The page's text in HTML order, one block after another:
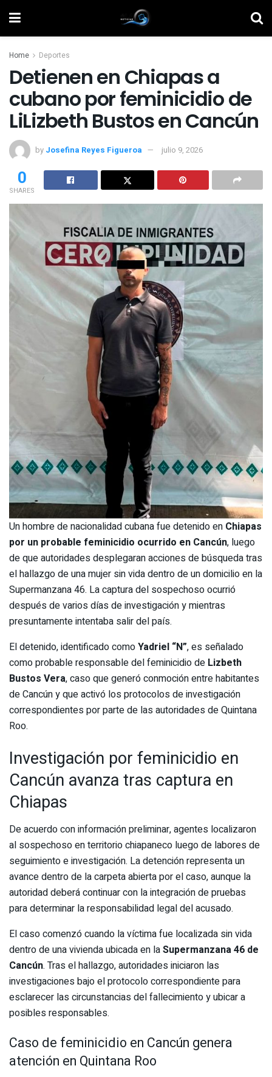
Home Deportes
Detienen en Chiapas a
cubano por feminicidio de
LiLizbeth Bustos en Cancún
by Josefina Reyes Figueroa julio 9, 2026
0
SHARES
Un hombre de nacionalidad cubana fue detenido en Chiapas
por un probable feminicidio ocurrido en Cancún, luego
de que autoridades desplegaran acciones de búsqueda tras
el hallazgo de una mujer sin vida dentro de un domicilio en la
Supermanzana 46. La captura del sospechoso ocurrió
después de varios días de investigación y mientras
presuntamente intentaba salir del país.
El detenido, identificado comoYadriel “N”, es señalado
como probable responsable del feminicidio de Lizbeth
Bustos Vera, caso que generó conmoción entre habitantes
de Cancún y que activó los protocolos de investigación
correspondientes por parte de las autoridades de Quintana
Roo.
Investigación por feminicidio en
Cancún avanza tras captura en
Chiapas
De acuerdo con información preliminar, agentes localizaron
al sospechoso en territorio chiapaneco luego de labores de
seguimiento e investigación. La detención representa un
avance dentro de la carpeta abierta por el caso, aunque la
autoridad deberá continuar con la integración de pruebas
para determinar la responsabilidad legal del acusado.
El caso comenzó cuando la víctima fue localizada sin vida
dentro de una vivienda ubicada en laSupermanzana 46 de
Cancún. Tras el hallazgo, autoridades iniciaron las
investigaciones bajo el protocolo correspondiente para
esclarecer las circunstancias del fallecimiento y ubicar a
posibles responsables.
Caso de feminicidio en Cancún genera
atención en Quintana Roo